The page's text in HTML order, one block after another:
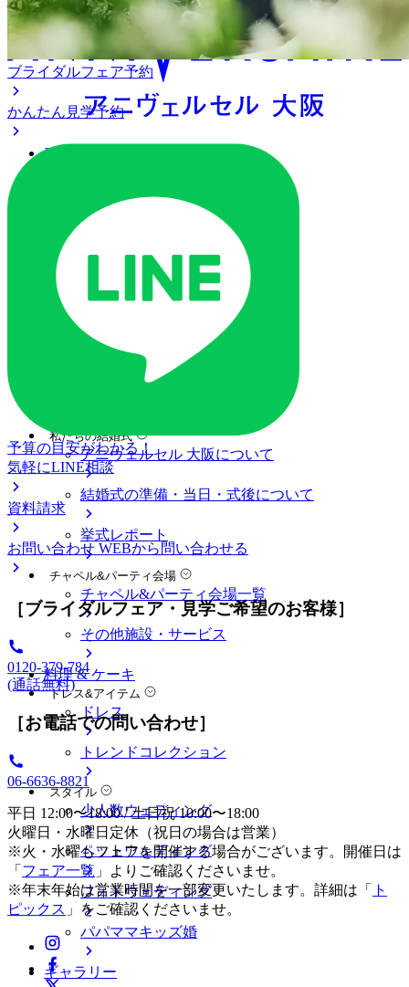
アクセス
ご列席の皆様へ
トピックス
ご予約・お問い合わせ
ブライダルフェア
ブライダルフェア一覧
ブライダルフェアの基礎知識
私たちの結婚式
アニヴェルセル 大阪について
結婚式の準備・当日・式後について
挙式レポート
チャペル&パーティ会場
チャペル&パーティ会場一覧
その他施設・サービス
料理 & ケーキ
ドレス&アイテム
ドレス
トレンドコレクション
スタイル
少人数ウェディング
ペットウェディング
フォトウェディング
パパママキッズ婚
ギャラリー
ブライダルフェア予約
かんたん見学予約
予算の目安がわかる！
気軽にLINE相談
資料請求
お問い合わせ WEBから問い合わせる
［ブライダルフェア・見学ご希望のお客様］
0120-379-784
(通話無料)
［お電話での問い合わせ］
06-6636-8821
平日 12:00〜18:00 / 土日祝 10:00〜18:00
火曜日・水曜日定休（祝日の場合は営業）
※火・水曜もフェアを開催する場合がございます。開催日は
「 フェア一覧 」よりご確認くださいませ。
※年末年始は営業時間を一部変更いたします。詳細は「
ト
ピックス 」をご確認くださいませ。